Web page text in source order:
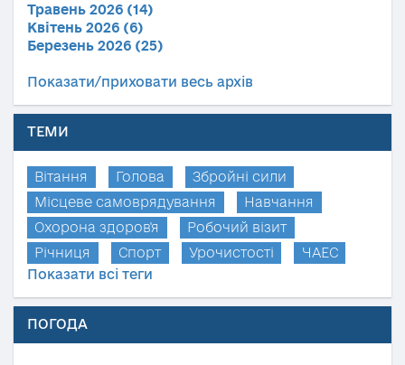
Травень 2026 (14)
Квітень 2026 (6)
Березень 2026 (25)
Показати/приховати весь архів
ТЕМИ
Вітання Голова
Збройні сили
Місцеве самоврядування
Навчання
Охорона здоров'я
Робочий візит
Річниця
Спорт Урочистості
ЧАЕС
Показати всі теги
ПОГОДА